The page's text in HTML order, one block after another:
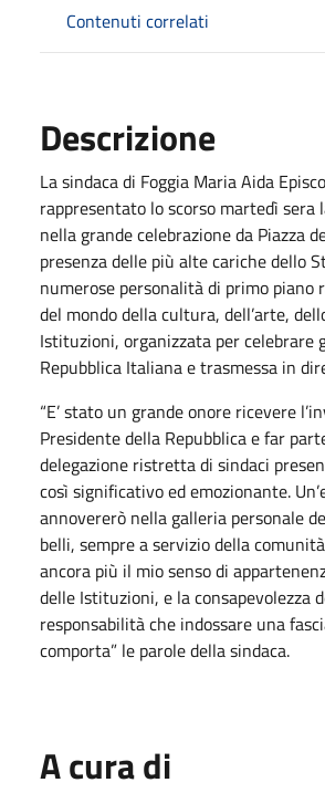
Contenuti correlati
Descrizione
La sindaca di Foggia Maria Aida
rappresentato lo scorso martedì sera
nella grande celebrazione da Piazza
presenza delle più alte cariche dello
numerose personalità di primo piano
del mondo della cultura, dell’arte,
Istituzioni, organizzata per celebrare
Repubblica Italiana e trasmessa in
“E’ stato un grande onore ricevere
Presidente della Repubblica e far
delegazione ristretta di sindaci
così significativo ed emozionante.
annovererò nella galleria personale
belli, sempre a servizio della
ancora più il mio senso di
delle Istituzioni, e la consapevolezza
responsabilità che indossare una
comporta” le parole della sindaca.
A cura di